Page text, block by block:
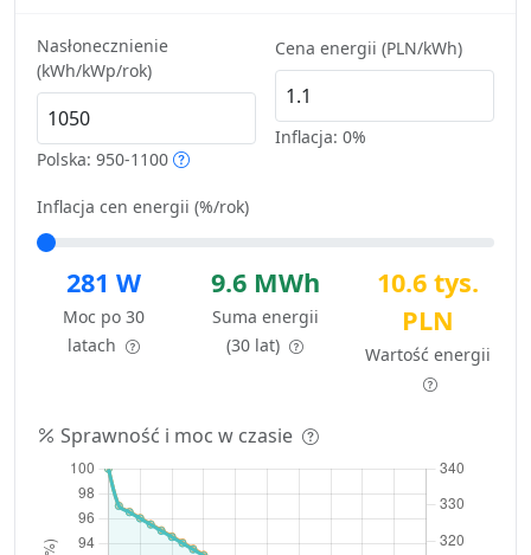
Nasłonecznienie
(kWh/kWp/rok)
Polska: 950-1100
Cena energii (PLN/kWh)
Inflacja: 0%
Inflacja cen energii (%/rok)
281 W
Moc po 30
latach
9.6 MWh
Suma energii
(30 lat)
10.6 tys.
PLN
Wartość energii
Sprawność i moc w czasie